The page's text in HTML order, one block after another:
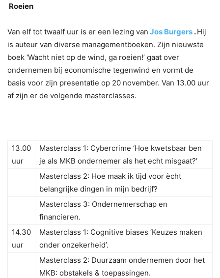
Roeien
Van elf tot twaalf uur is er een lezing van Jos Burgers .Hij
is auteur van diverse managementboeken. Zijn nieuwste
boek ‘Wacht niet op de wind, ga roeien!’ gaat over
ondernemen bij economische tegenwind en vormt de
basis voor zijn presentatie op 20 november. Van 13.00 uur
af zijn er de volgende masterclasses.
13.00
uur
Masterclass 1: Cybercrime ‘Hoe kwetsbaar ben
je als MKB ondernemer als het echt misgaat?’
Masterclass 2: Hoe maak ik tijd voor ècht
belangrijke dingen in mijn bedrijf?
Masterclass 3: Ondernemerschap en
financieren.
14.30
uur
Masterclass 1: Cognitive biases ‘Keuzes maken
onder onzekerheid’.
Masterclass 2: Duurzaam ondernemen door het
MKB: obstakels & toepassingen.